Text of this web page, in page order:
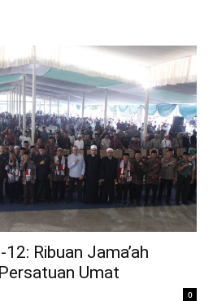
Ribuan Jama’ah
Umat
0